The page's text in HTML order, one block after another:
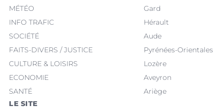
MÉTÉO
INFO TRAFIC
SOCIÉTÉ
FAITS-DIVERS / JUSTICE
CULTURE & LOISIRS
ECONOMIE
SANTÉ
Gard
Hérault
Aude
Pyrénées-Orientales
Lozère
Aveyron
Ariège
LE SITE